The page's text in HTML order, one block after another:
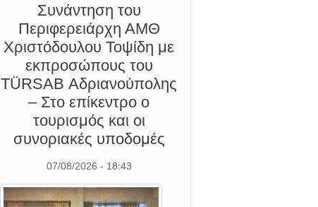
Συνάντηση του
Περιφερειάρχη ΑΜΘ
Χριστόδουλου Τοψίδη με
εκπροσώπους του
TÜRSAB Αδριανούπολης
– Στο επίκεντρο ο
τουρισμός και οι
συνοριακές υποδομές
07/08/2026 - 18:43